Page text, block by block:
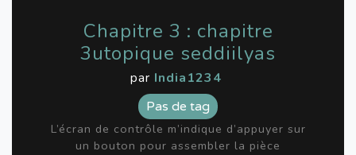
Chapitre 3 : chapitre
3utopique seddiilyas
par India1234
Pas de tag
L’écran de contrôle m’indique d’appuyer sur
un bouton pour assembler la pièce